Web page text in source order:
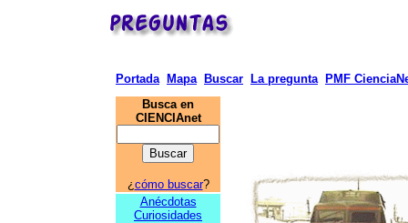
Portada Mapa Buscar La pregunta
PMF
Busca en
CIENCIAnet
¿ cómo buscar?
Anécdotas
Curiosidades